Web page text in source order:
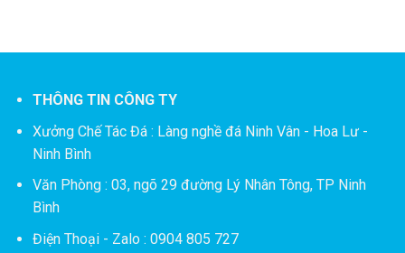
THÔNG TIN CÔNG TY
Xưởng Chế Tác Đá : Làng nghề đá Ninh Vân - Hoa Lư -
Ninh Bình
Văn Phòng : 03, ngõ 29 đường Lý Nhân Tông, TP Ninh
Bình
Điện Thoại - Zalo : 0904 805 727